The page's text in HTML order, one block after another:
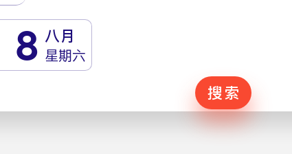
8 八月
星期六
搜索